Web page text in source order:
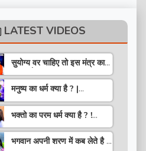
LATEST VIDEOS
सुयोग्य वर चाहिए तो इस मंत्र का
पाठ करो ! Speech ! Pujya
Stuti Ji
मनुष्य का धर्म क्या है ? |
Aniruddhacharya Ji
Maharaj
भक्तो का परम धर्म क्या है ? !
Pravachan ! Pujya
Krishna Priya Ji
भगवान अपनी शरण में कब लेते है ?